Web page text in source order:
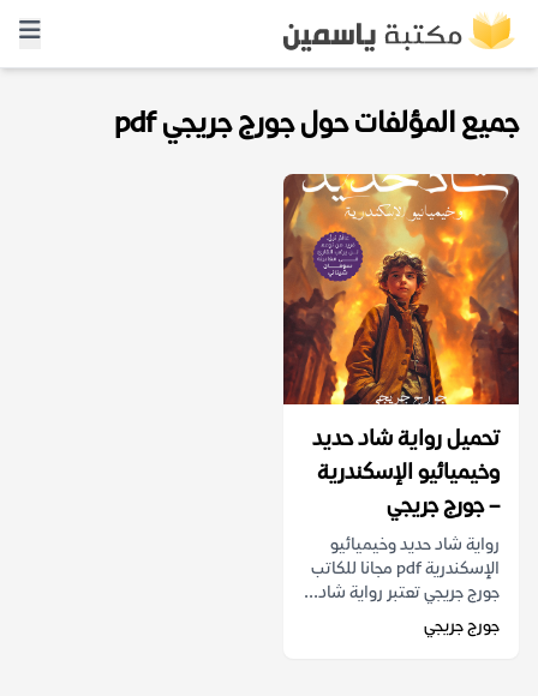
جميع المؤلفات حول جورج جريجي pdf
تحميل رواية شاد حديد
وخيميائيو الإسكندرية
– جورج جريجي
رواية شاد حديد وخيميائيو
الإسكندرية pdf مجانا للكاتب
جورج جريجي تعتبر رواية شاد...
جورج جريجي